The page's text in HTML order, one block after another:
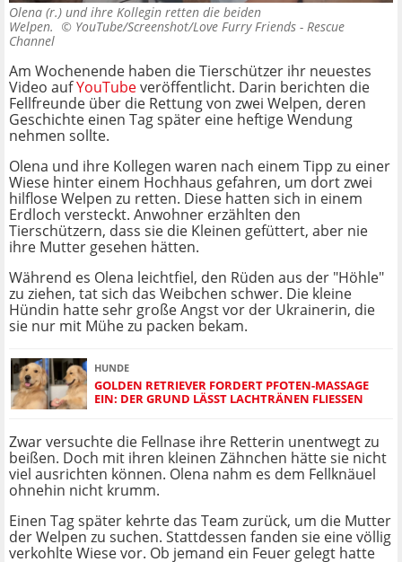
Olena (r.) und ihre Kollegin retten die beiden
Welpen. © YouTube/Screenshot/Love Furry Friends - Rescue
Channel
Am Wochenende haben die Tierschützer ihr neuestes
Video aufYouTubeveröffentlicht. Darin berichten die
Fellfreunde über die Rettung von zwei Welpen, deren
Geschichte einen Tag später eine heftige Wendung
nehmen sollte.
Olena und ihre Kollegen waren nach einem Tipp zu einer
Wiese hinter einem Hochhaus gefahren, um dort zwei
hilflose Welpen zu retten. Diese hatten sich in einem
Erdloch versteckt. Anwohner erzählten den
Tierschützern, dass sie die Kleinen gefüttert, aber nie
ihre Mutter gesehen hätten.
Während es Olena leichtfiel, den Rüden aus der "Höhle"
zu ziehen, tat sich das Weibchen schwer. Die kleine
Hündin hatte sehr große Angst vor der Ukrainerin, die
sie nur mit Mühe zu packen bekam.
HUNDE
GOLDEN RETRIEVER FORDERT PFOTEN-MASSAGE
EIN: DER GRUND LÄSST LACHTRÄNEN FLIESSEN
Zwar versuchte die Fellnase ihre Retterin unentwegt zu
beißen. Doch mit ihren kleinen Zähnchen hätte sie nicht
viel ausrichten können. Olena nahm es dem Fellknäuel
ohnehin nicht krumm.
Einen Tag später kehrte das Team zurück, um die Mutter
der Welpen zu suchen. Stattdessen fanden sie eine völlig
verkohlte Wiese vor. Ob jemand ein Feuer gelegt hatte